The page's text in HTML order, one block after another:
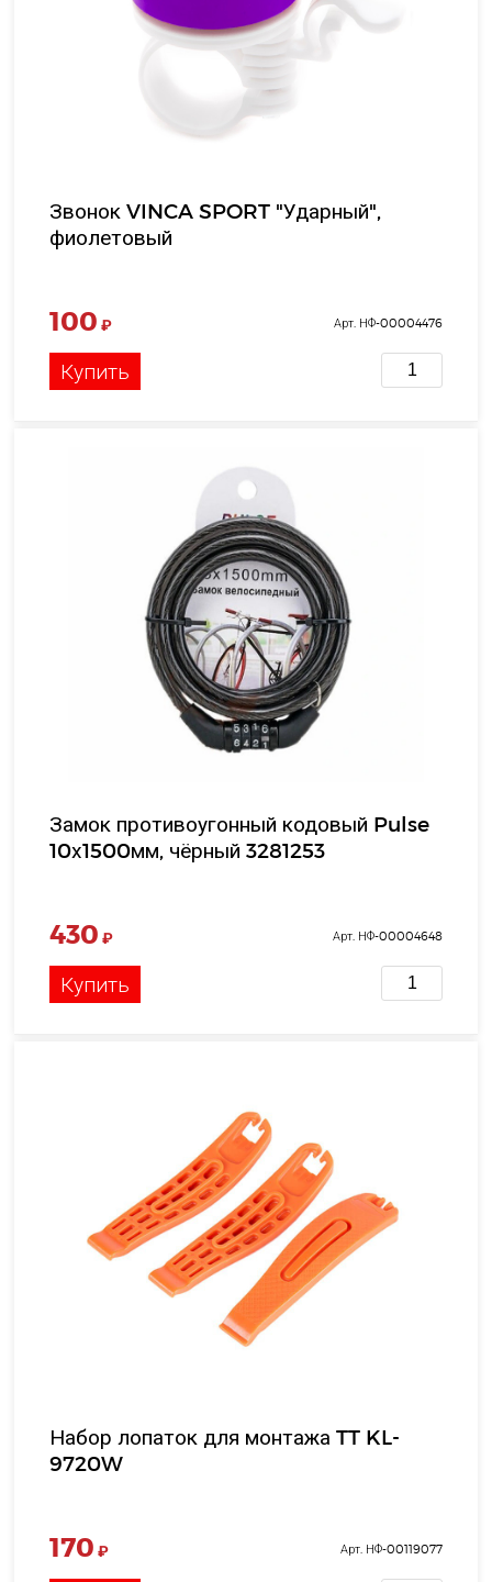
Звонок VINCA SPORT "Ударный",
фиолетовый
100 ₽ Арт. НФ-00004476
Купить
Замок противоугонный кодовый Pulse
10х1500мм, чёрный 3281253
430 ₽ Арт. НФ-00004648
Купить
Набор лопаток для монтажа TT KL-
9720W
170 ₽ Арт. НФ-00119077